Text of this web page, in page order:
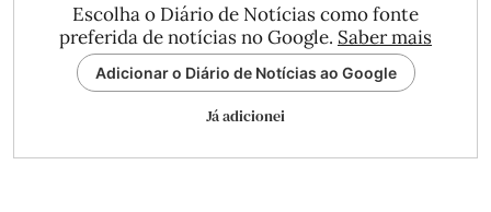
Escolha o Diário de Notícias como fonte
preferida de notícias no Google. Saber mais
Adicionar o Diário de Notícias ao Google
Já adicionei